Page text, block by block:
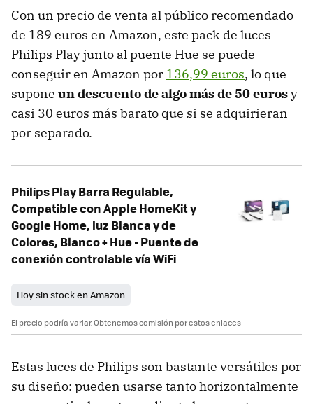
Con un precio de venta al público recomendado
de 189 euros en Amazon, este pack de luces
Philips Play junto al puente Hue se puede
conseguir en Amazon por 136,99 euros, lo que
supone un descuento de algo más de 50 eurosy
casi 30 euros más barato que si se adquirieran
por separado.
Philips Play Barra Regulable,
Compatible con Apple HomeKit y
Google Home, luz Blanca y de
Colores, Blanco + Hue - Puente de
conexión controlable vía WiFi
Hoy sin stock en Amazon
El precio podría variar. Obtenemos comisión por estos enlaces
Estas luces de Philips son bastante versátiles por
su diseño: pueden usarse tanto horizontalmente